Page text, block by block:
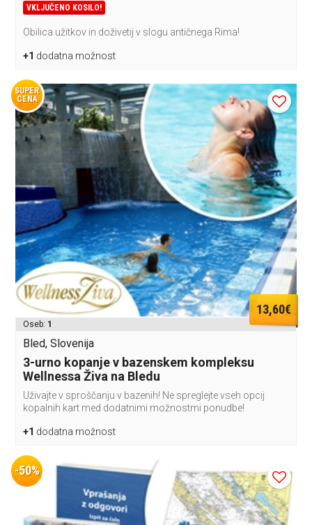
VKLJUČENO KOSILO!
Obilica užitkov in doživetij v slogu antičnega Rima!
+1 dodatna možnost
SUPER
CENA
13,60€
Oseb: 1
Bled, Slovenija
3-urno kopanje v bazenskem kompleksu
Wellnessa Živa na Bledu
Uživajte v sproščanju v bazenih! Ne spreglejte vseh opcij
kopalnih kart med dodatnimi možnostmi ponudbe!
+1 dodatna možnost
-50%